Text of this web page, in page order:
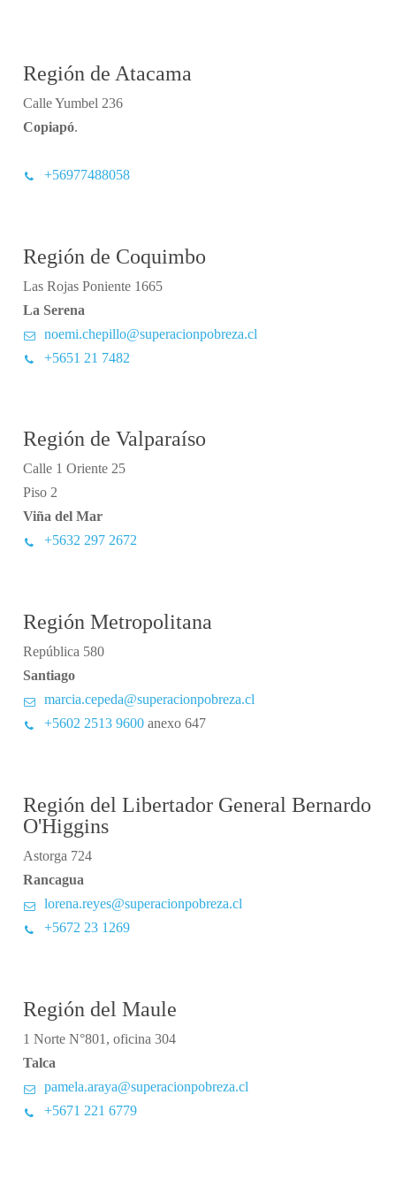
Región de Atacama
Calle Yumbel 236
Copiapó.
+56977488058
Región de Coquimbo
Las Rojas Poniente 1665
La Serena
noemi.chepillo@superacionpobreza.cl
+5651 21 7482
Región de Valparaíso
Calle 1 Oriente 25
Piso 2
Viña del Mar
+5632 297 2672
Región Metropolitana
República 580
Santiago
marcia.cepeda@superacionpobreza.cl
+5602 2513 9600anexo 647
Región del Libertador General Bernardo
O'Higgins
Astorga 724
Rancagua
lorena.reyes@superacionpobreza.cl
+5672 23 1269
Región del Maule
1 Norte N°801, oficina 304
Talca
pamela.araya@superacionpobreza.cl
+5671 221 6779